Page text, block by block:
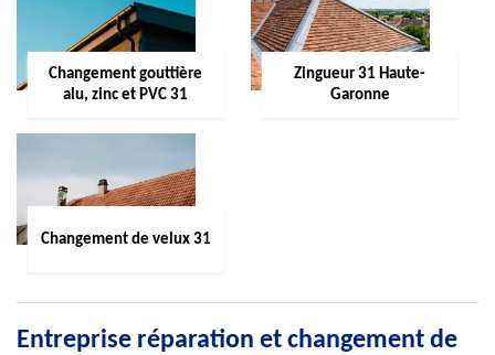
Changement gouttière
alu, zinc et PVC 31
Zingueur 31 Haute-
Garonne
Changement de velux 31
Entreprise réparation et changement de